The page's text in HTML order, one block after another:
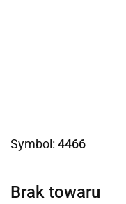
Symbol: 4466
Brak towaru